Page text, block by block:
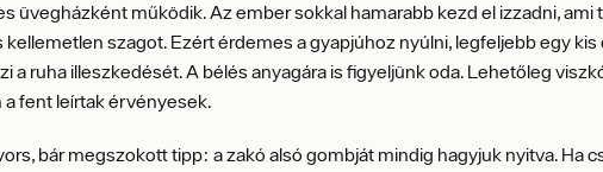
üvegházként működik. Az ember sokkal hamarabb kezd el izzadni,
kellemetlen szagot. Ezért érdemes a gyapjúhoz nyúlni, legfeljebb egy
a ruha illeszkedését. A bélés anyagára is figyeljünk oda. Lehetőleg
a fent leírtak érvényesek.
bár megszokott tipp: a zakó alsó gombját mindig hagyjuk nyitva. Ha